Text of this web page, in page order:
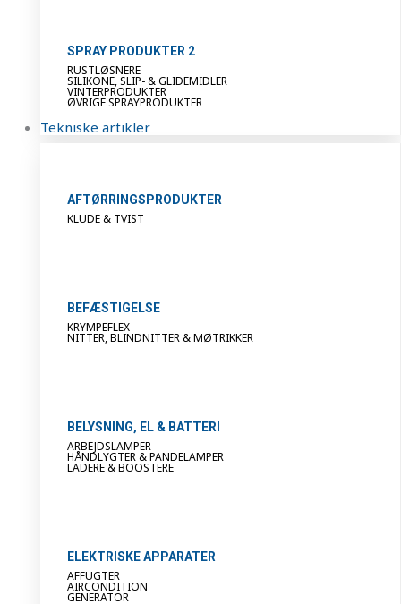
SPRAY PRODUKTER 2
RUSTLØSNERE
SILIKONE, SLIP- & GLIDEMIDLER
VINTERPRODUKTER
ØVRIGE SPRAYPRODUKTER
Tekniske artikler
AFTØRRINGSPRODUKTER
KLUDE & TVIST
BEFÆSTIGELSE
KRYMPEFLEX
NITTER, BLINDNITTER & MØTRIKKER
BELYSNING, EL & BATTERI
ARBEJDSLAMPER
HÅNDLYGTER & PANDELAMPER
LADERE & BOOSTERE
ELEKTRISKE APPARATER
AFFUGTER
AIRCONDITION
GENERATOR